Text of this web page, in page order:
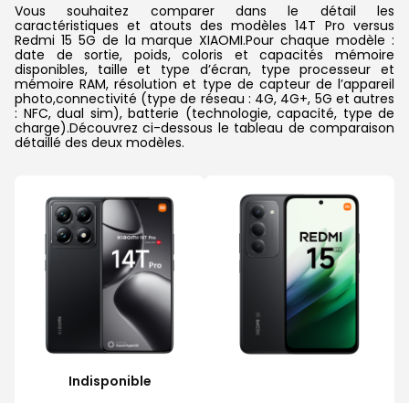
Vous souhaitez comparer dans le détail les
caractéristiques et atouts des modèles 14T Pro versus
Redmi 15 5G de la marque XIAOMI.Pour chaque modèle :
date de sortie, poids, coloris et capacités mémoire
disponibles, taille et type d’écran, type processeur et
mémoire RAM, résolution et type de capteur de l’appareil
photo,connectivité (type de réseau : 4G, 4G+, 5G et autres
: NFC, dual sim), batterie (technologie, capacité, type de
charge).Découvrez ci-dessous le tableau de comparaison
détaillé des deux modèles.
Indisponible